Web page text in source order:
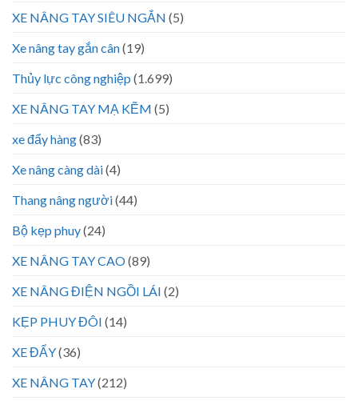
XE NÂNG TAY SIÊU NGẮN (5)
Xe nâng tay gắn cân(19)
Thủy lực công nghiệp (1.699)
XE NÂNG TAY MẠ KẼM (5)
xe đẩy hàng(83)
Xe nâng càng dài(4)
Thang nâng người(44)
Bộ kẹp phuy(24)
XE NÂNG TAY CAO(89)
XE NÂNG ĐIỆN NGỒI LÁI (2)
KẸP PHUY ĐÔI (14)
XE ĐẨY(36)
XE NÂNG TAY(212)